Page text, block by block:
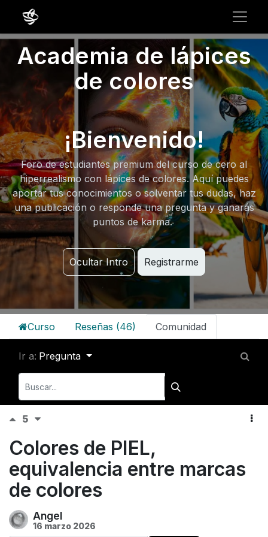
Academia de lápices
de colores
¡Bienvenido!
Foro de estudiantes premium del curso de cero al
hiperrealismo con lápices de colores. Aquí puedes
aportar tus conocimientos o solventar tus dudas, haz
una publicación o responde una pregunta y ganarás
puntos de karma.
Ocultar Intro Registrarme
Curso Reseñas (46) Comunidad
Ir a: Pregunta
5
Colores de PIEL,
equivalencia entre marcas
de colores
Angel
16 marzo 2026